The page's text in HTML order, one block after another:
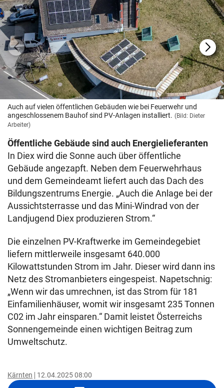
Auch auf vielen öffentlichen Gebäuden wie bei Feuerwehr und
angeschlossenem Bauhof sind PV-Anlagen installiert. (Bild: Dieter
Arbeiter)
Öffentliche Gebäude sind auch Energielieferanten
In Diex wird die Sonne auch über öffentliche
Gebäude angezapft. Neben dem Feuerwehrhaus
und dem Gemeindeamt liefert auch das Dach des
Bildungszentrums Energie. „Auch die Anlage bei der
Aussichtsterrasse und das Mini-Windrad von der
Landjugend Diex produzieren Strom.“
Die einzelnen PV-Kraftwerke im Gemeindegebiet
liefern mittlerweile insgesamt 640.000
Kilowattstunden Strom im Jahr. Dieser wird dann ins
Netz des Stromanbieters eingespeist. Napetschnig:
„Wenn wir das umrechnen, ist das Strom für 181
Einfamilienhäuser, womit wir insgesamt 235 Tonnen
C02 im Jahr einsparen.“ Damit leistet Österreichs
Sonnengemeinde einen wichtigen Beitrag zum
Umweltschutz.
Kärnten 12.04.2025 08:00